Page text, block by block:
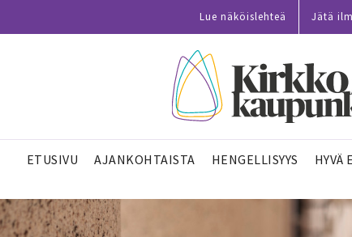
Lue näköislehteä Jätä
ETUSIVU AJANKOHTAISTA HENGELLISYYS HYVÄ